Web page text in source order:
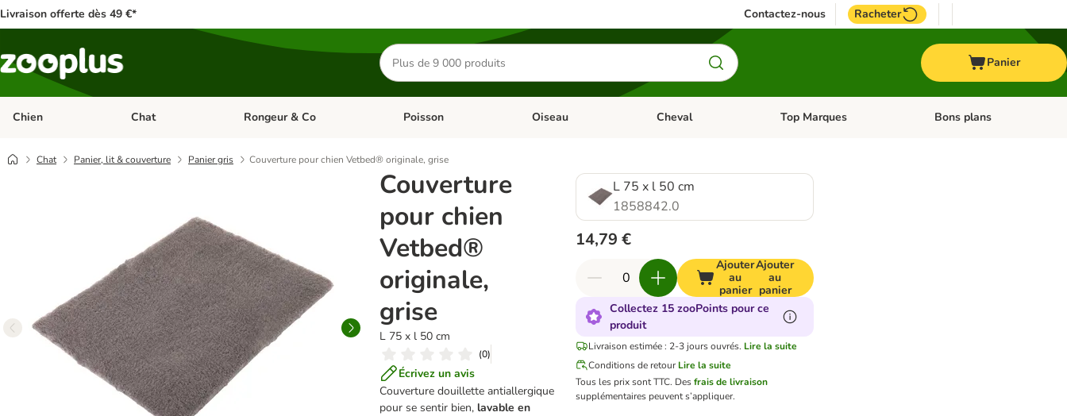
Livraison offerte dès 49 €* Contactez-nous Racheter
Rechercher
des
produits
Panier
Chien Dérouler les catégories: Chien
Chat Dérouler les catégories: Chat
Rongeur & Co Dérouler les catégories: Rongeur & Co
Poisson Dérouler les catégories: Poisson
Oiseau Dérouler les catégories: Oiseau
Cheval Dérouler les catégories: Cheval
Top Marques Dérouler les catégories: Top
Bons plans
Chat Panier, lit & couverture Panier gris Couverture pour chien Vetbed® originale, grise
Couverture
pour chien
Vetbed®
originale,
grise
L 75 x l 50 cm
(0)
Écrivez un avis
Couverture douillette antiallergique
pour se sentir bien, lavable en
L 75 x l 50 cm
1858842.0
14,79 €
Ajouter
au
panier
Ajouter
au
panier
Collectez 15 zooPoints pour ce
produit
Livraison estimée : 2-3 jours ouvrés. Lire la suite
Conditions de retour Lire la suite
Tous les prix sont TTC. Desfrais de livraison
supplémentaires peuvent s’appliquer.